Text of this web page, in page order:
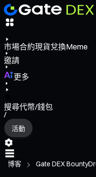
市場合約現貨兌換Meme
邀請
更多
搜尋代幣/錢包
/
活動
博客 Gate DEX